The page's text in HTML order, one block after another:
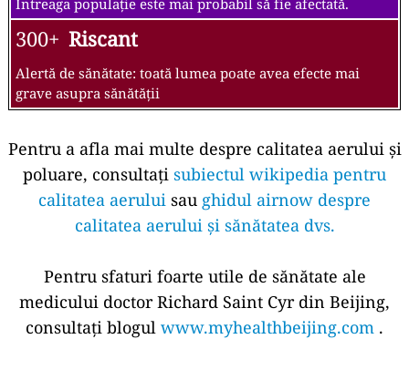
Întreaga populație este mai probabil să fie afectată.
300+ Riscant
Alertă de sănătate: toată lumea poate avea efecte mai
grave asupra sănătății
Pentru a afla mai multe despre calitatea aerului și
poluare, consultați subiectul wikipedia pentru
calitatea aerului sau ghidul airnow despre
calitatea aerului și sănătatea dvs.
Pentru sfaturi foarte utile de sănătate ale
medicului doctor Richard Saint Cyr din Beijing,
consultați blogul www.myhealthbeijing.com .